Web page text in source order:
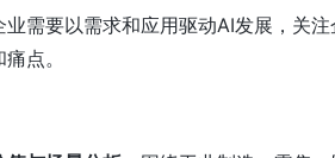
业需要以需求和应用驱动AI发展，关
点。